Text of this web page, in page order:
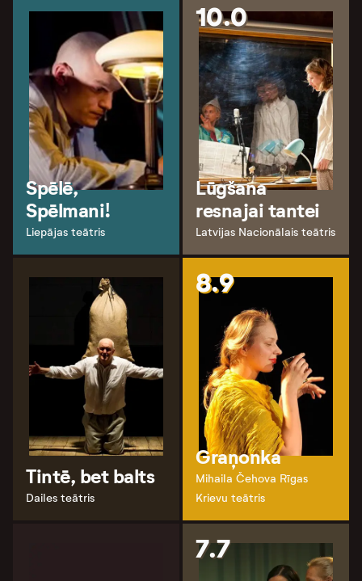
Spēlē,
Spēlmani!
Liepājas teātris
10.0
Lūgšana
resnajai tantei
Latvijas Nacionālais teātris
Tintē, bet balts
Dailes teātris
8.9
Graņonka
Mihaila Čehova Rīgas
Krievu teātris
7.7